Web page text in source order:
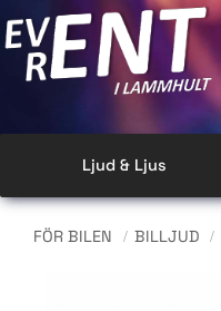
Ljud & Ljus
FÖR BILEN BILLJUD